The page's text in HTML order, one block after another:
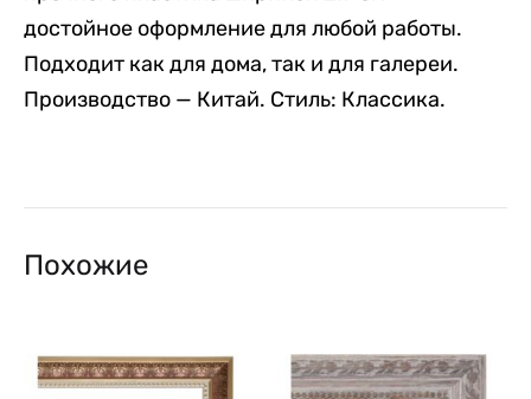
достойное оформление для любой работы.
Подходит как для дома, так и для галереи.
Производство — Китай. Стиль: Классика.
Похожие